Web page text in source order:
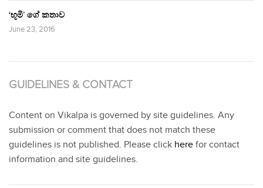
‘භූමි’ ගේ කතාව
June 23, 2016
GUIDELINES & CONTACT
Content on Vikalpa is governed by site guidelines. Any
submission or comment that does not match these
guidelines is not published. Please click here for contact
information and site guidelines.